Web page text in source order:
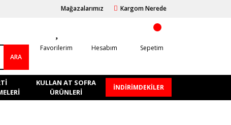
Mağazalarımız Kargom Nerede
ARA
Favorilerim Hesabım Sepetim
KULLAN AT SOFRA
ÜRÜNLERI
İNDİRİMDEKİLER